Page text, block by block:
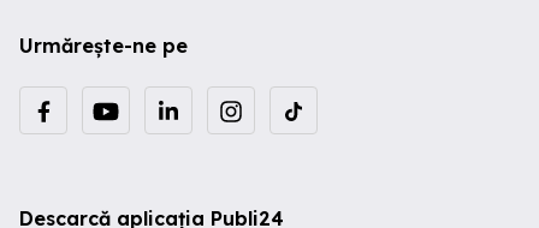
Urmărește-ne pe
Descarcă aplicația Publi24